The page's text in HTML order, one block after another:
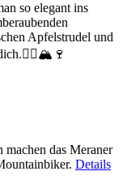
so elegant ins
Apfelstrudel und
das Meraner
Details